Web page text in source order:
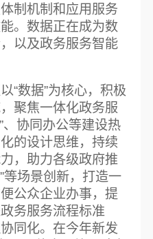
制机制和应用服务
。数据正在成为数
以及政务服务智能
“数据”为核心，积极
聚焦一体化政务服
、协同办公等建设热
的设计思维，持续
，助力各级政府推
等场景创新，打造一
公众企业办事，提
务服务流程标准
同化。在今年新发